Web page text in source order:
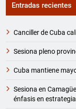
Entradas recientes
Canciller de Cuba
Sesiona pleno
Cuba mantiene
Sesiona en
énfasis en